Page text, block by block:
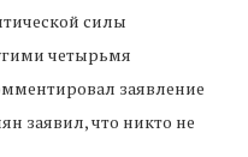
силы
четырьмя
заявление
заявил, что никто не